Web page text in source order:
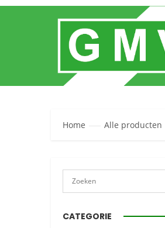
Home Alle producten
CATEGORIE